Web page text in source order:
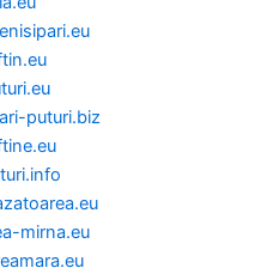
puturi.biz
mirna.eu